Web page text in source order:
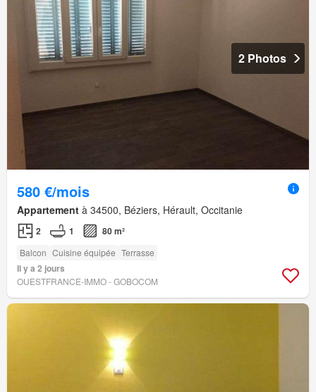
2 Photos
580 €/mois
Appartement à 34500, Béziers, Hérault, Occitanie
2 1 80 m²
Balcon Cuisine équipée Terrasse
Il y a 2 jours
OUESTFRANCE-IMMO - GOBOCOM